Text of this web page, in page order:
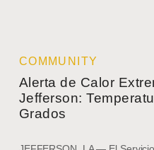
COMMUNITY
Alerta de Calor
Jefferson:
Grados